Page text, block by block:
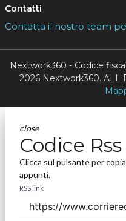
Contatti
Contatta il nostro team
Nextwork360 - Codice
2026 Nextwork360. ALL
close
Codice Rss
Clicca sul pulsante per
appunti.
RSS link